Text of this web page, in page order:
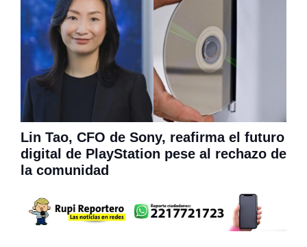
Lin Tao, CFO de Sony, reafirma el futuro
digital de PlayStation pese al rechazo de
la comunidad